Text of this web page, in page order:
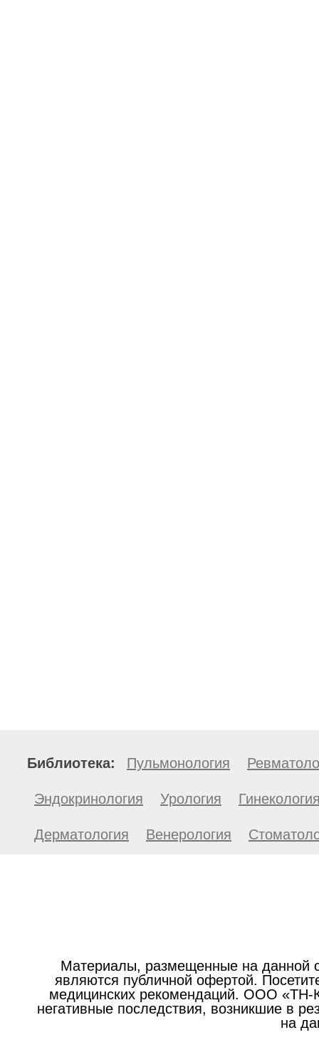
Библиотека: Пульмонология
Эндокринология Урология
Дерматология Венерология
Материалы, размещенные на данной
являются публичной офертой.
медицинских рекомендаций. ООО «ТН-
негативные последствия, возникшие в
на